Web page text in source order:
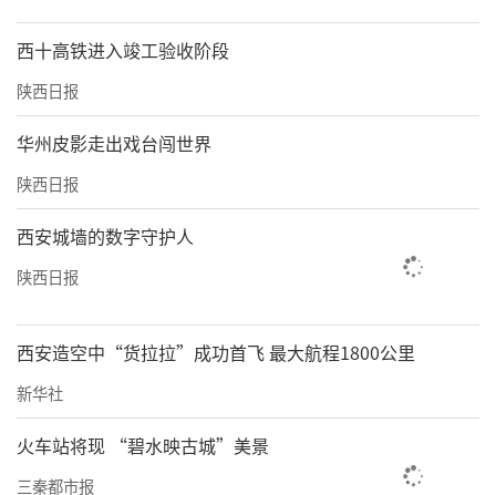
西十高铁进入竣工验收阶段
陕西日报
华州皮影走出戏台闯世界
陕西日报
西安城墙的数字守护人
陕西日报
西安造空中“货拉拉”成功首飞 最大航程1800公里
新华社
火车站将现 “碧水映古城”美景
三秦都市报